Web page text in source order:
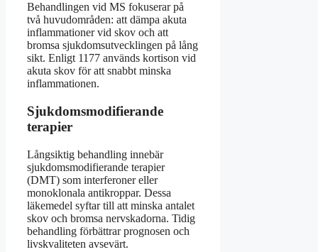
Behandlingen vid MS fokuserar på
två huvudområden: att dämpa akuta
inflammationer vid skov och att
bromsa sjukdomsutvecklingen på lång
sikt. Enligt 1177 används kortison vid
akuta skov för att snabbt minska
inflammationen.
Sjukdomsmodifierande
terapier
Långsiktig behandling innebär
sjukdomsmodifierande terapier
(DMT) som interferoner eller
monoklonala antikroppar. Dessa
läkemedel syftar till att minska antalet
skov och bromsa nervskadorna. Tidig
behandling förbättrar prognosen och
livskvaliteten avsevärt.